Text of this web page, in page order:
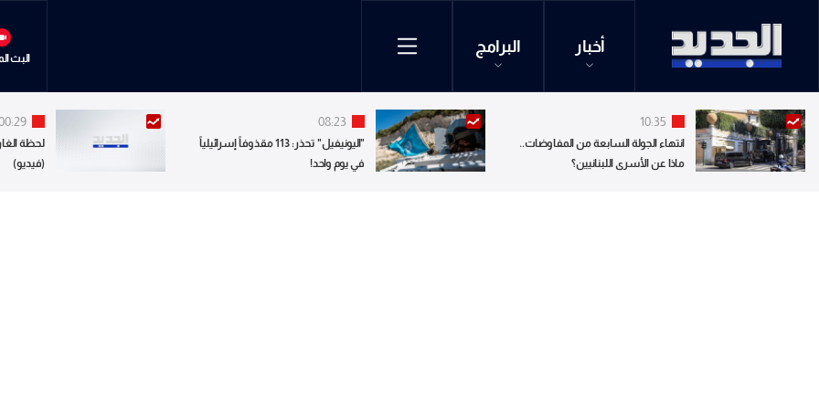
أخبار البرامج
البث
10:35
انتهاء الجولة السابعة من المفاوضات..
ماذا عن الأسرى اللبنانيين؟
08:23
"اليونيفيل" تحذر: 113 مقذوفاً إسرائيلياً
في يوم واحد!
لحظة
(فيديو)